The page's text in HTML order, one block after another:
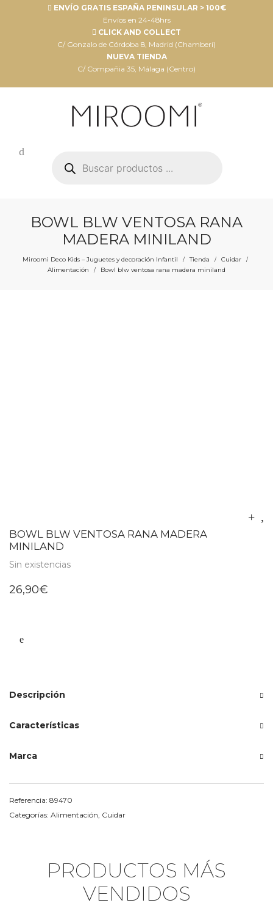
ENVÍO GRATIS ESPAÑA PENINSULAR > 100€
Envíos en 24-48hrs
CLICK AND COLLECT
C/ Gonzalo de Córdoba 8, Madrid (Chamberí)
NUEVA TIENDA
C/ Compañia 35, Málaga (Centro)
productos
BOWL BLW VENTOSA RANA
MADERA MINILAND
Miroomi Deco Kids – Juguetes y decoración Infantil / Tienda / Cuidar /
Alimentación / Bowl blw ventosa rana madera miniland
BOWL BLW VENTOSA RANA MADERA
MINILAND
Sin existencias
26,90€
Descripción
Características
Marca
Referencia: 89470
Categorías: Alimentación Cuidar
PRODUCTOS MÁS
VENDIDOS